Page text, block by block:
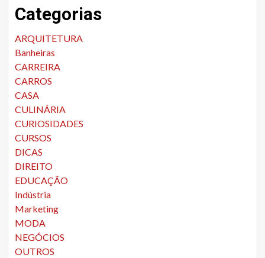
Categorias
ARQUITETURA
Banheiras
CARREIRA
CARROS
CASA
CULINÁRIA
CURIOSIDADES
CURSOS
DICAS
DIREITO
EDUCAÇÃO
Indústria
Marketing
MODA
NEGÓCIOS
OUTROS